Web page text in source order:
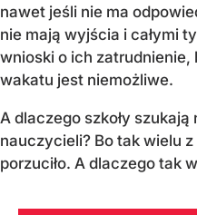
nawet jeśli nie ma
nie mają wyjścia i całymi
wnioski o ich zatrudnienie,
wakatu jest niemożliwe.
A dlaczego szkoły szukają
nauczycieli? Bo tak wielu z
porzuciło. A dlaczego tak